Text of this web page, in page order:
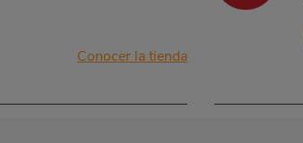
Conocer la tienda